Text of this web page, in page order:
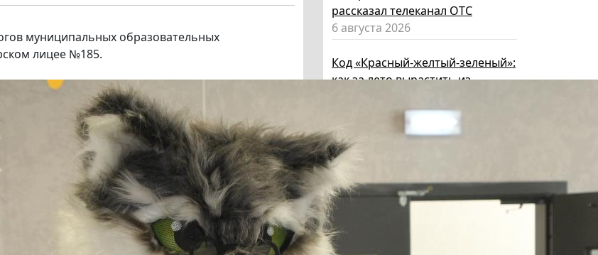
муниципальных образовательных
лицее №185.
рассказал телеканал ОТС
6 августа 2026
Код «Красный-желтый-зеленый»:
как за лето вырастить из
безопасности
6 августа 2026
Эксперт НГПУ объяснил, как
выбрать «умные» очки и как ими
пользоваться, чтобы не
нарушать закон
5 августа 2026